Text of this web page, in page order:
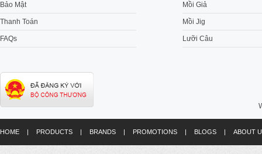
Bảo Mật
Thanh Toán
FAQs
Mồi Giả
Mồi Jig
Lưỡi Câu
HOME | PRODUCTS | BRANDS | PROMOTIONS | BLOGS | ABOUT